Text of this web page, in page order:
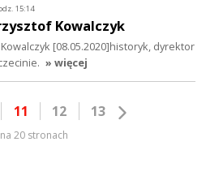
15:14
Kowalczyk
[08.05.2020]historyk, dyrektor
» więcej
11 12 13
20 stronach